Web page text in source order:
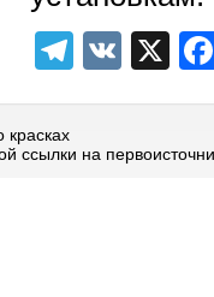
VK X
ссылки на